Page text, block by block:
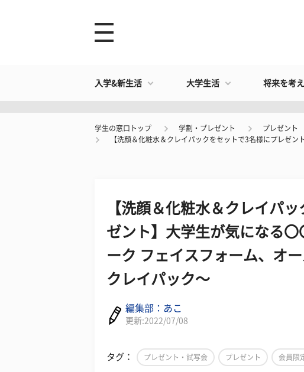
入学&新生活 大学生活 将来を考
学生の窓口トップ 学割・プレゼント
プレゼント
【洗顔＆化粧水＆クレイパックをセットで3名様にプレゼ
【洗顔＆化粧水＆クレイパ
ゼント】大学生が気になる
ーク フェイスフォーム、オ
クレイパック～
編集部：あこ
更新:2022/07/08
タグ： プレゼント・試写会 プレゼント 会員限